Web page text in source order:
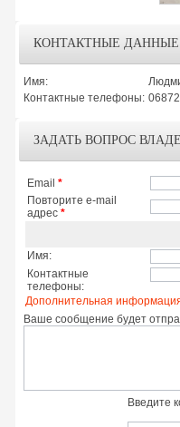
КОНТАКТНЫЕ ДАННЫЕ
Имя:
Контактные телефоны:
ЗАДАТЬ ВОПРОС
Email *
Повторите e-mail
адрес *
Имя:
Контактные
телефоны:
Дополнительная
Ваше сообщение будет
Введите